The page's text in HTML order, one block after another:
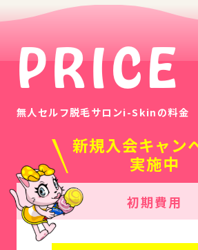
PRICE
無人セルフ脱毛サロンi-Skinの料金
新規入会キャン
実施中
初期費用